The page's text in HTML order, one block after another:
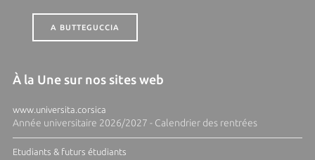
A BUTTEGUCCIA
À la Une sur nos sites web
www.universita.corsica
Année universitaire 2026/2027 - Calendrier des rentrées
Etudiants & futurs étudiants